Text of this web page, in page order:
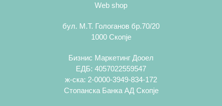
Web shop
бул. М.Т. Гологанов бр.70/20
1000 Скопје
Бизнис Маркетинг Дооел
ЕДБ: 4057022559547
ж-ска: 2-0000-3949-834-172
Стопанска Банка АД Скопје